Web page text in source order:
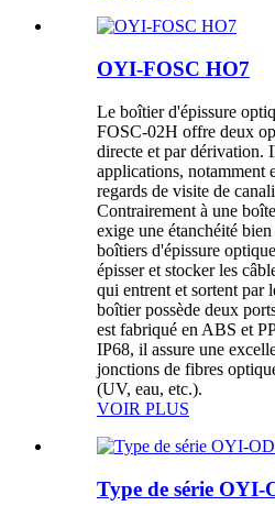
OYI-FOSC HO7
Le boîtier d'épissure
FOSC-02H offre deux
directe et par dérivation.
applications, notamment
regards de visite de
Contrairement à une
exige une étanchéité
boîtiers d'épissure
épisser et stocker les
qui entrent et sortent par
boîtier possède deux
est fabriqué en ABS et
IP68, il assure une
jonctions de fibres
(UV, eau, etc.).
VOIR PLUS
Type de série OYI-